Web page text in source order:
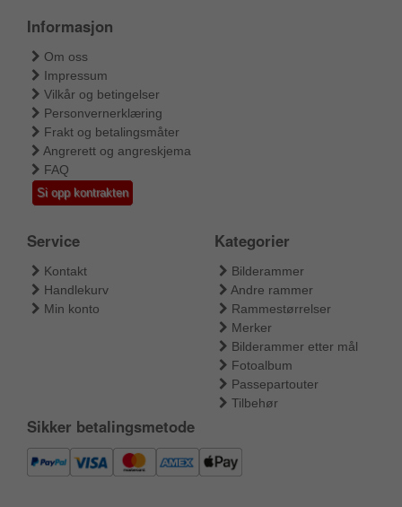
Informasjon
Om oss
Impressum
Vilkår og betingelser
Personvernerklæring
Frakt og betalingsmåter
Angrerett og angreskjema
FAQ
Si opp kontrakten
Service
Kontakt
Handlekurv
Min konto
Kategorier
Bilderammer
Andre rammer
Rammestørrelser
Merker
Bilderammer etter mål
Fotoalbum
Passepartouter
Tilbehør
Sikker betalingsmetode